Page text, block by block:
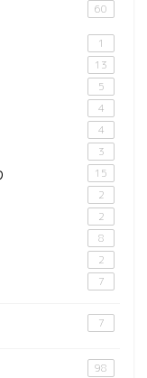
60
1
13
5
4
4
3
15
2
2
8
2
7
7
98